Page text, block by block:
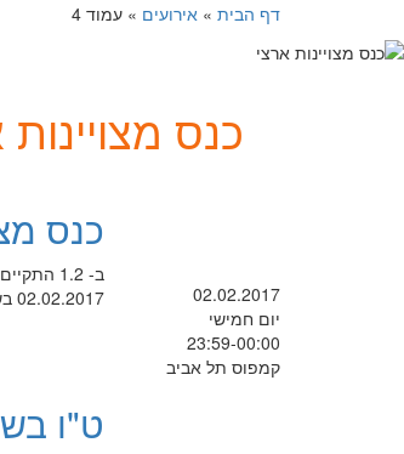
דף הבית » אירועים » עמוד 4
כנס
02.02.2017
יום חמישי
23:59-00:00
קמפוס תל אביב
כנס
ב- 1.2 התקיים כנס מצוינות של תוכנית רג"ב הארצית לתוכנית הכנס >>
02.02.2017 בשעה 23:59-00:00
ט"ו